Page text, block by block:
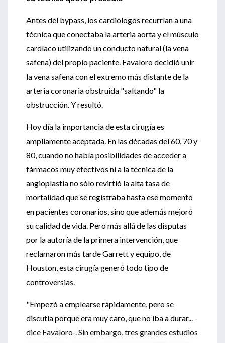
Antes del bypass, los cardiólogos recurrían a una
técnica que conectaba la arteria aorta y el músculo
cardíaco utilizando un conducto natural (la vena
safena) del propio paciente. Favaloro decidió unir
la vena safena con el extremo más distante de la
arteria coronaria obstruida "saltando" la
obstrucción. Y resultó.
Hoy día la importancia de esta cirugía es
ampliamente aceptada. En las décadas del 60, 70 y
80, cuando no había posibilidades de acceder a
fármacos muy efectivos ni a la técnica de la
angioplastia no sólo revirtió la alta tasa de
mortalidad que se registraba hasta ese momento
en pacientes coronarios, sino que además mejoró
su calidad de vida. Pero más allá de las disputas
por la autoría de la primera intervención, que
reclamaron más tarde Garrett y equipo, de
Houston, esta cirugía generó todo tipo de
controversias.
"Empezó a emplearse rápidamente, pero se
discutía porque era muy caro, que no iba a durar... -
dice Favaloro-. Sin embargo, tres grandes estudios